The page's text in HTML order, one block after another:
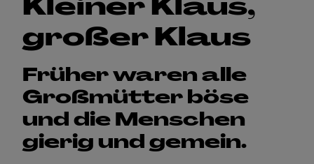
großer Klaus
Früher waren alle
Großmütter böse
und die Menschen
gierig und gemein.